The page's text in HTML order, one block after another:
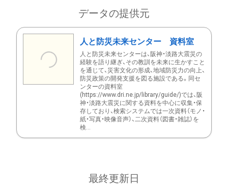
データの提供元
人と防災未来センター 資料室
人と防災未来センターは、阪神・淡路大震災の
経験を語り継ぎ、その教訓を未来に生かすこと
を通じて、災害文化の形成、地域防災力の向上、
防災政策の開発支援を図る施設である。同セ
ンターの資料室
(https://www.dri.ne.jp/library/guide/)では、阪
神・淡路大震災に関する資料を中心に収集・保
存しており、検索システムでは一次資料（モノ・
紙・写真・映像音声）、二次資料（図書・雑誌）を
検...
最終更新日